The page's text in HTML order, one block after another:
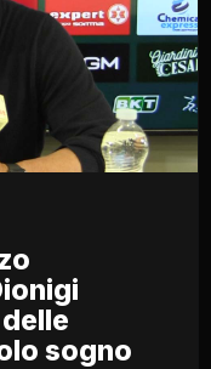
sogno